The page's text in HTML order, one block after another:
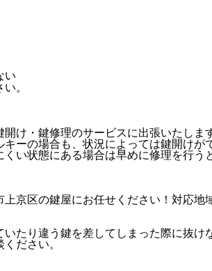
い
け・鍵修理のサービスに出張いたし
ーの場合も、状況によっては鍵開けが
い状態にある場合は早めに修理を行
京区の鍵屋にお任せください！対応
たり違う鍵を差してしまった際に抜
ださい。